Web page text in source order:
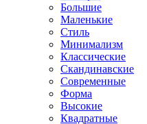
Большие
Маленькие
Стиль
Минимализм
Классические
Скандинавские
Современные
Форма
Высокие
Квадратные